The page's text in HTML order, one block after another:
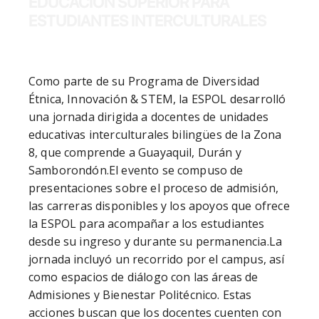
Como parte de su Programa de Diversidad
Étnica, Innovación & STEM, la ESPOL desarrolló
una jornada dirigida a docentes de unidades
educativas interculturales bilingües de la Zona
8, que comprende a Guayaquil, Durán y
Samborondón.El evento se compuso de
presentaciones sobre el proceso de admisión,
las carreras disponibles y los apoyos que ofrece
la ESPOL para acompañar a los estudiantes
desde su ingreso y durante su permanencia.La
jornada incluyó un recorrido por el campus, así
como espacios de diálogo con las áreas de
Admisiones y Bienestar Politécnico. Estas
acciones buscan que los docentes cuenten con